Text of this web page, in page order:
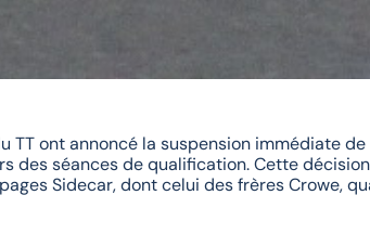
TT ont annoncé la suspension immédiate
des séances de qualification. Cette
Sidecar, dont celui des frères Crowe,